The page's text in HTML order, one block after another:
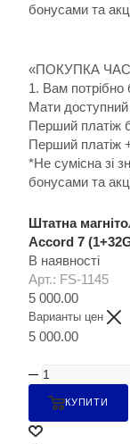
бонусами та
«ПОКУПКА
1. Вам потрібно
Мати доступний
Перший платіж
Перший платіж
*Не сумісна зі
бонусами та
Штатна
Accord 7
В наявності
Арт.: FS-1145
5 000.00
Варианты цен
5 000.00
КУПИТИ